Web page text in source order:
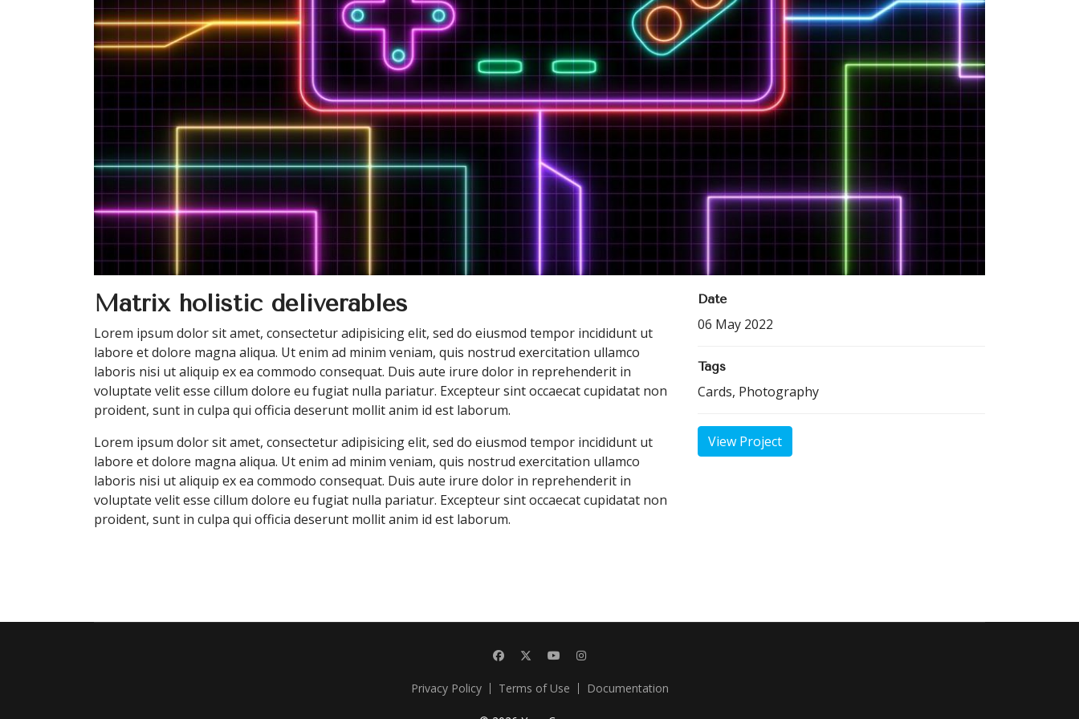
Matrix holistic deliverables
Lorem ipsum dolor sit amet, consectetur adipisicing elit, sed do eiusmod tempor incididunt ut
labore et dolore magna aliqua. Ut enim ad minim veniam, quis nostrud exercitation ullamco
laboris nisi ut aliquip ex ea commodo consequat. Duis aute irure dolor in reprehenderit in
voluptate velit esse cillum dolore eu fugiat nulla pariatur. Excepteur sint occaecat cupidatat non
proident, sunt in culpa qui officia deserunt mollit anim id est laborum.
Lorem ipsum dolor sit amet, consectetur adipisicing elit, sed do eiusmod tempor incididunt ut
labore et dolore magna aliqua. Ut enim ad minim veniam, quis nostrud exercitation ullamco
laboris nisi ut aliquip ex ea commodo consequat. Duis aute irure dolor in reprehenderit in
voluptate velit esse cillum dolore eu fugiat nulla pariatur. Excepteur sint occaecat cupidatat non
proident, sunt in culpa qui officia deserunt mollit anim id est laborum.
Date
06 May 2022
Tags
Cards, Photography
View Project
Privacy Policy Terms of Use Documentation